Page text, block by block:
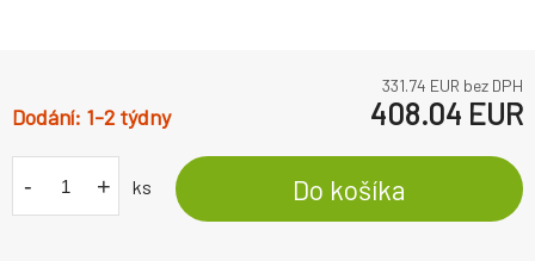
331.74 EUR bez DPH
1-2 týdny 408.04 EUR
- + ks Do košíka